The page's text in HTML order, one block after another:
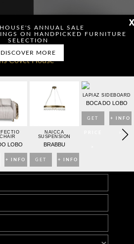
X
ANNUAL SALE
ON HANDPICKED FURNITURE
SELECTION
DISCOVER MORE
LOBO
+ INFO
>
NAICCA
SUSPENSION
BRABBU
GET
PRICE
+ INFO
>
LAPIAZ SIDEBOARD
BOCA DO LOBO
GET + INFO
TO MANSIONS